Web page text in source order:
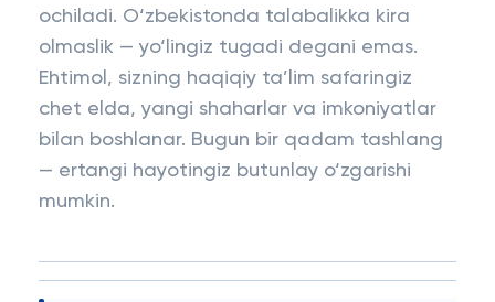
ochiladi. O‘zbekistonda talabalikka kira
olmaslik — yo‘lingiz tugadi degani emas.
Ehtimol, sizning haqiqiy ta’lim safaringiz
chet elda, yangi shaharlar va imkoniyatlar
bilan boshlanar. Bugun bir qadam tashlang
— ertangi hayotingiz butunlay o‘zgarishi
mumkin.